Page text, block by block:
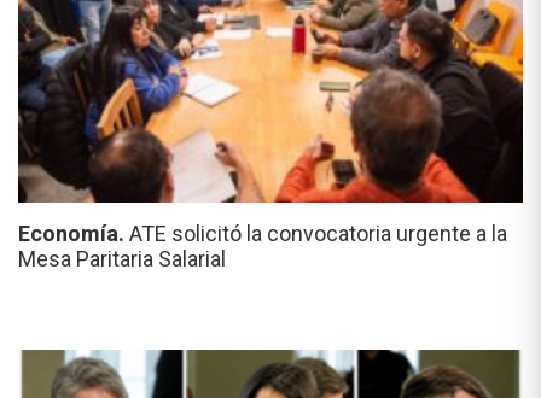
Economía. ATE solicitó la convocatoria urgente a la
Mesa Paritaria Salarial